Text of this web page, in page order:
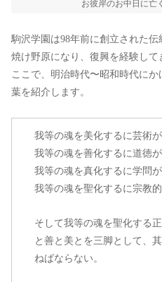
お彼岸のお中日に亡
駒沢学園は98年前に創立された
焼け野原になり、復興を経験して
ここで、明治時代〜昭和時代に
葉を紹介します。
我等の魂を美化するに芸術が
我等の魂を善化するに道徳が
我等の魂を真化するに学問が
我等の魂を聖化するに宗教的
そして我等の魂を聖化する
と善と美とを三脚として、
ねばならない。